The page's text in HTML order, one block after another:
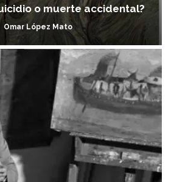
o muerte accidental?
Omar López Mato